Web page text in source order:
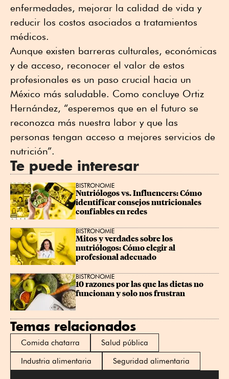
enfermedades, mejorar la calidad de vida y
reducir los costos asociados a tratamientos
médicos.
Aunque existen barreras culturales, económicas
y de acceso, reconocer el valor de estos
profesionales es un paso crucial hacia un
México más saludable. Como concluye Ortiz
Hernández, “esperemos que en el futuro se
reconozca más nuestra labor y que las
personas tengan acceso a mejores servicios de
nutrición”.
Te puede interesar
BISTRONOMIE
Nutriólogos vs. Influencers: Cómo
identificar consejos nutricionales
confiables en redes
BISTRONOMIE
Mitos y verdades sobre los
nutriólogos: Cómo elegir al
profesional adecuado
BISTRONOMIE
10 razones por las que las dietas no
funcionan y solo nos frustran
Temas relacionados
Comida chatarra
Salud pública
Industria alimentaria
Seguridad alimentaria